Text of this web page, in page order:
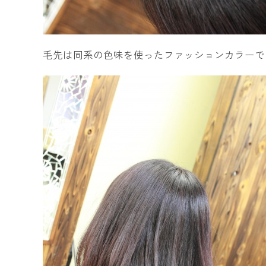
毛先は同系の色味を使ったファッションカラー